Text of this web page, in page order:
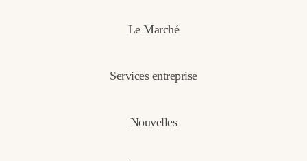
Le Marché
Services entreprise
Nouvelles